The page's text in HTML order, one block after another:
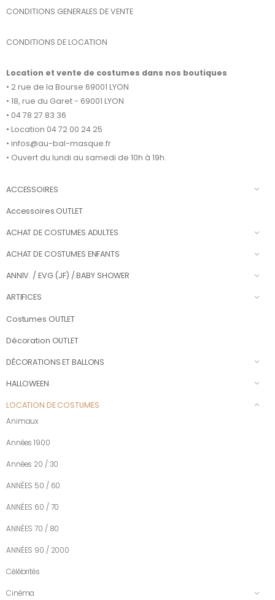
CONDITIONS GENERALES DE VENTE
CONDITIONS DE LOCATION
Location et vente de costumes dans nos boutiques
• 2 rue de la Bourse 69001 LYON
• 18, rue du Garet - 69001 LYON
• 04 78 27 83 36
• Location 04 72 00 24 25
• infos@au-bal-masque.fr
• Ouvert du lundi au samedi de 10h à 19h.
ACCESSOIRES
Accessoires OUTLET
ACHAT DE COSTUMES ADULTES
ACHAT DE COSTUMES ENFANTS
ANNIV. / EVG (JF) / BABY SHOWER
ARTIFICES
Costumes OUTLET
Décoration OUTLET
DÉCORATIONS ET BALLONS
HALLOWEEN
LOCATION DE COSTUMES
Animaux
Années 1900
Années 20 / 30
ANNÉES 50 / 60
ANNÉES 60 / 70
ANNÉES 70 / 80
ANNÉES 90 / 2000
Célébrités
Cinéma